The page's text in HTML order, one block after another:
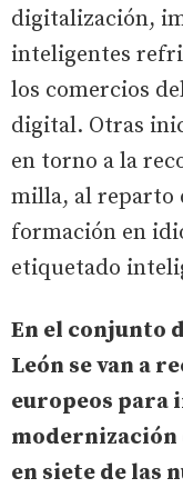
digitalización,
inteligentes
los comercios
digital. Otras
en torno a la
milla, al reparto
formación en
etiquetado
En el conjunto
León se van a
europeos para
modernización
en siete de las